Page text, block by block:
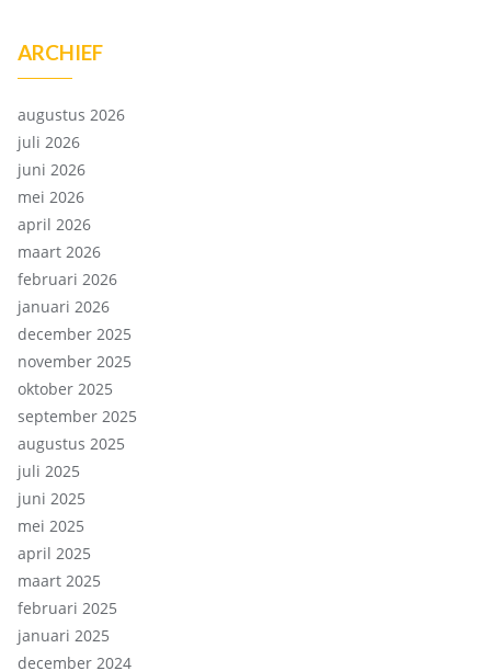
ARCHIEF
augustus 2026
juli 2026
juni 2026
mei 2026
april 2026
maart 2026
februari 2026
januari 2026
december 2025
november 2025
oktober 2025
september 2025
augustus 2025
juli 2025
juni 2025
mei 2025
april 2025
maart 2025
februari 2025
januari 2025
december 2024